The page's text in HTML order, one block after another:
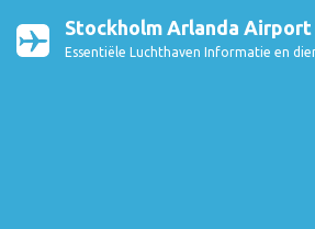
Stockholm Arlanda Airport
Essentiële Luchthaven Informatie en